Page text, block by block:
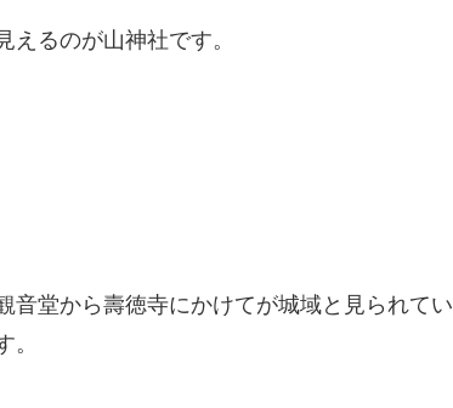
えるのが山神社です。
音堂から壽徳寺にかけてが城域と見られてい
。